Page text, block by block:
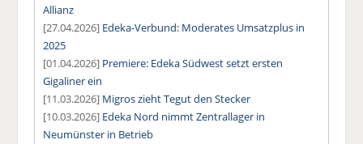
Allianz
[27.04.2026] Edeka-Verbund: Moderates Umsatzplus in
2025
[01.04.2026] Premiere: Edeka Südwest setzt ersten
Gigaliner ein
[11.03.2026] Migros zieht Tegut den Stecker
[10.03.2026] Edeka Nord nimmt Zentrallager in
Neumünster in Betrieb